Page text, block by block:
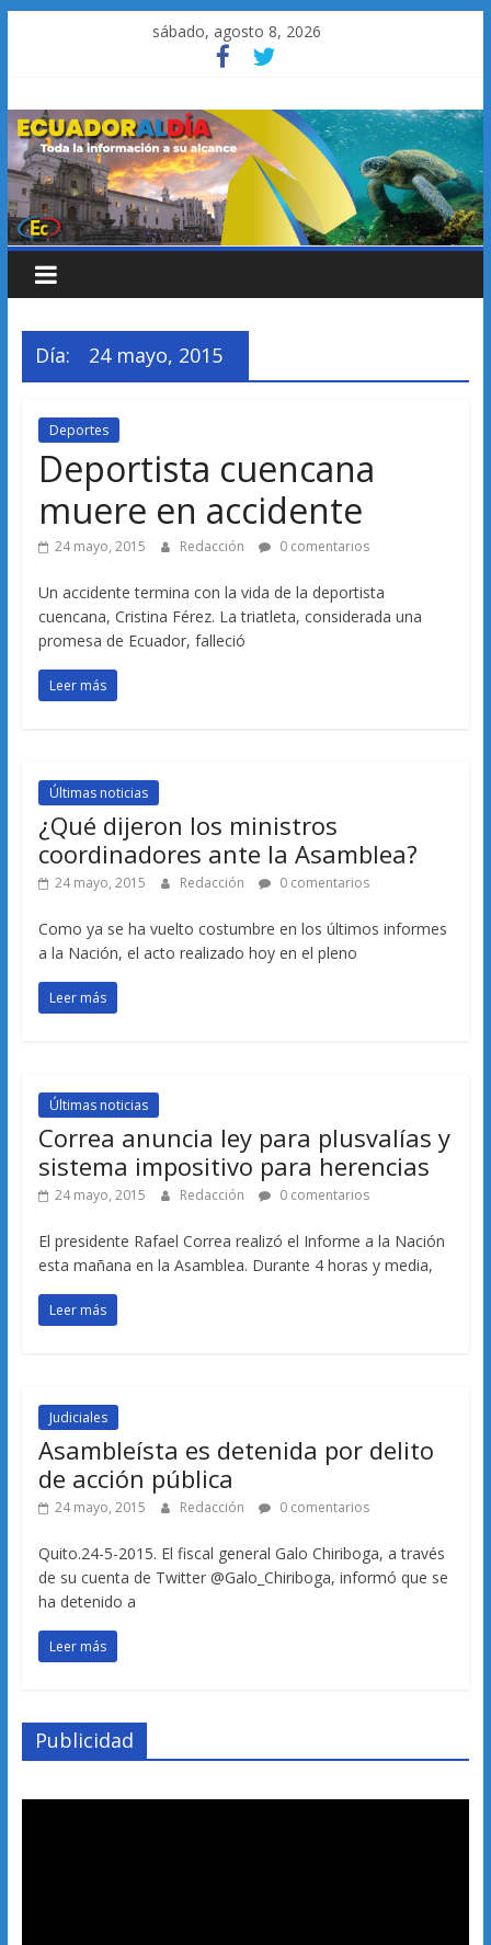
sábado, agosto 8, 2026
Día: 24 mayo, 2015
Deportes
Deportista cuencana
muere en accidente
24 mayo, 2015 Redacción 0 comentarios
Un accidente termina con la vida de la deportista
cuencana, Cristina Férez. La triatleta, considerada una
promesa de Ecuador, falleció
Leer más
Últimas noticias
¿Qué dijeron los ministros
coordinadores ante la Asamblea?
24 mayo, 2015 Redacción 0 comentarios
Como ya se ha vuelto costumbre en los últimos informes
a la Nación, el acto realizado hoy en el pleno
Leer más
Últimas noticias
Correa anuncia ley para plusvalías y
sistema impositivo para herencias
24 mayo, 2015 Redacción 0 comentarios
El presidente Rafael Correa realizó el Informe a la Nación
esta mañana en la Asamblea. Durante 4 horas y media,
Leer más
Judiciales
Asambleísta es detenida por delito
de acción pública
24 mayo, 2015 Redacción 0 comentarios
Quito.24-5-2015. El fiscal general Galo Chiriboga, a través
de su cuenta de Twitter @Galo_Chiriboga, informó que se
ha detenido a
Leer más
Publicidad